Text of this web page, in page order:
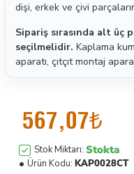
dişi, erkek ve çivi
Sipariş sırasında alt üç
seçilmelidir. Kaplama
aparatı, çıtçıt montaj
567,07₺
Stok Miktarı: Stokta
Ürün Kodu: KAP0028CT